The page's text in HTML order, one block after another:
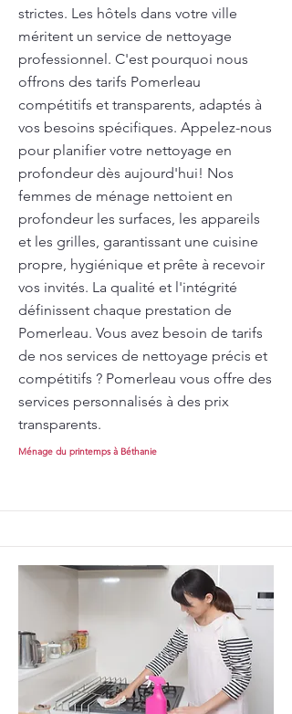
strictes. Les hôtels dans votre ville
méritent un service de nettoyage
professionnel. C'est pourquoi nous
offrons des tarifs Pomerleau
compétitifs et transparents, adaptés à
vos besoins spécifiques. Appelez-nous
pour planifier votre nettoyage en
profondeur dès aujourd'hui! Nos
femmes de ménage nettoient en
profondeur les surfaces, les appareils
et les grilles, garantissant une cuisine
propre, hygiénique et prête à recevoir
vos invités. La qualité et l'intégrité
définissent chaque prestation de
Pomerleau. Vous avez besoin de tarifs
de nos services de nettoyage précis et
compétitifs ? Pomerleau vous offre des
services personnalisés à des prix
transparents.
Ménage du printemps à Béthanie